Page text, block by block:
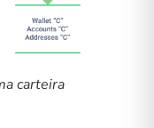
carteira